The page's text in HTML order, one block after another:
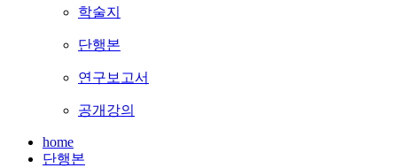
학술지
단행본
연구보고서
공개강의
home
단행본